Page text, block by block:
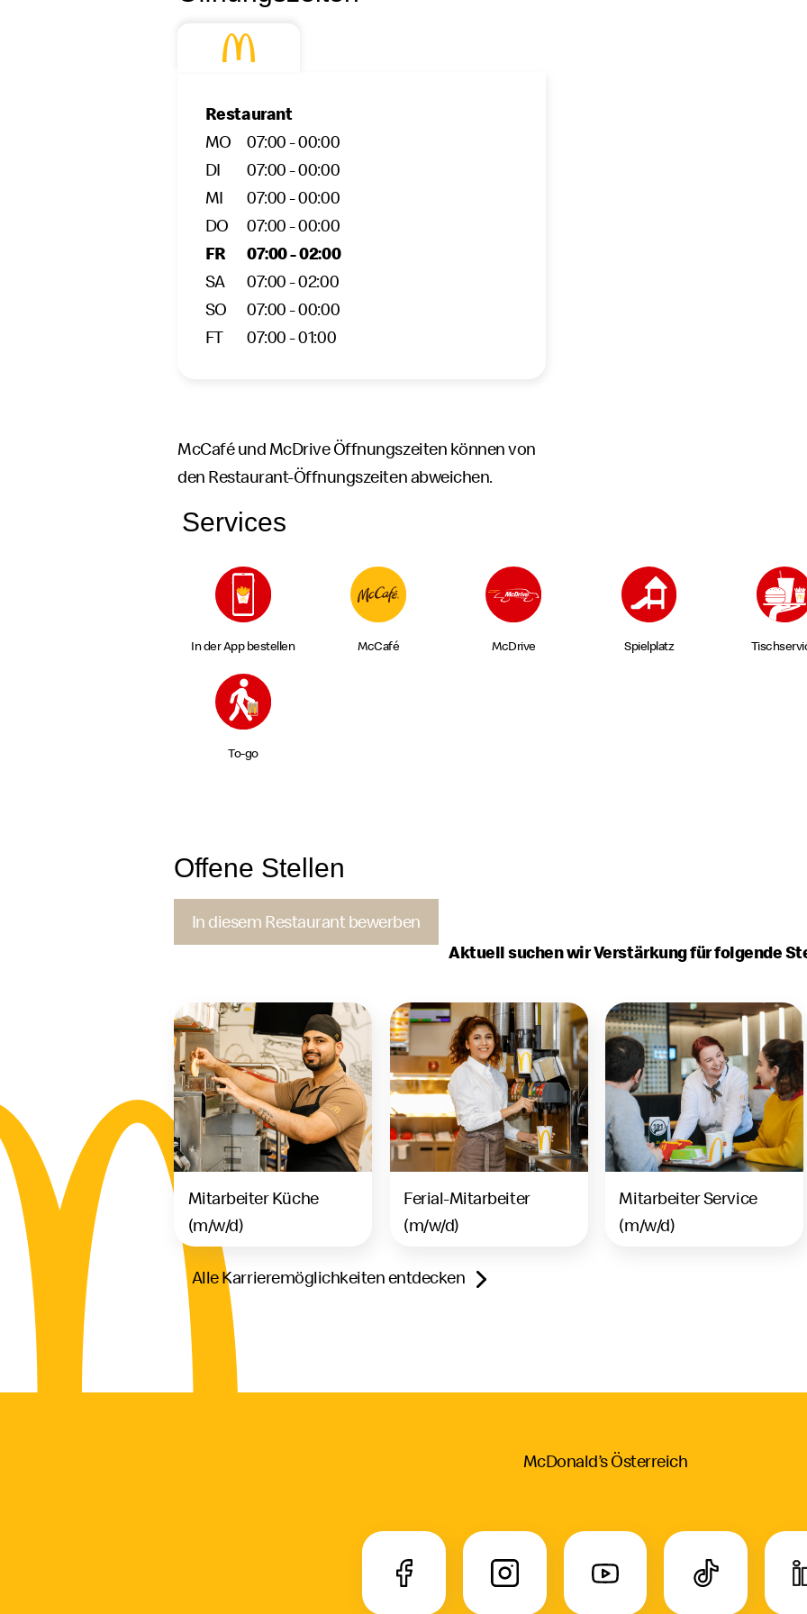
Restaurant
MO
07:00 - 00:00
DI
07:00 - 00:00
MI
07:00 - 00:00
DO
07:00 - 00:00
FR
07:00 - 02:00
SA
07:00 - 02:00
SO
07:00 - 00:00
FT
07:00 - 01:00
McCafé und McDrive Öffnungszeiten können von
den Restaurant-Öffnungszeiten abweichen.
Services
In der App bestellen McCafé McDrive Spielplatz
To-go
Offene Stellen
In diesem Restaurant bewerben
Aktuell suchen wir Verstärkung für folgende
Mitarbeiter Küche
(m/w/d)
Ferial-Mitarbeiter
(m/w/d)
Mitarbeiter Service
(m/w/d)
Alle Karrieremöglichkeiten entdecken
McDonald’s Österreich